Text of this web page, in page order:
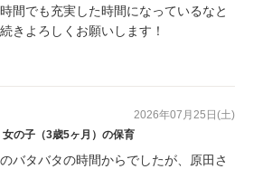
間でも充実した時間になっているなと
きよろしくお願いします！
2026年07月25日(土)
の子（3歳5ヶ月）の保育
バタバタの時間からでしたが、原田さ